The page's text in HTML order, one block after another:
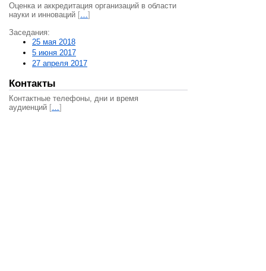
Оценка и аккредитация организаций в области
науки и инноваций […]
Заседания:
25 мая 2018
5 июня 2017
27 апреля 2017
Контакты
Контактные телефоны, дни и время
аудиенций […]